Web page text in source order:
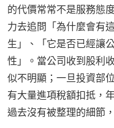
的代價常常不是服務態
力去追問「為什麼會有
生」、「它是否已經讓
性」。當公司收到股利
似不明顯；一旦投資部
有大量進項稅額扣抵，
過去沒有被整理的細節